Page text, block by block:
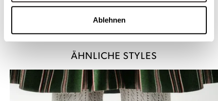
Ablehnen
ÄHNLICHE STYLES